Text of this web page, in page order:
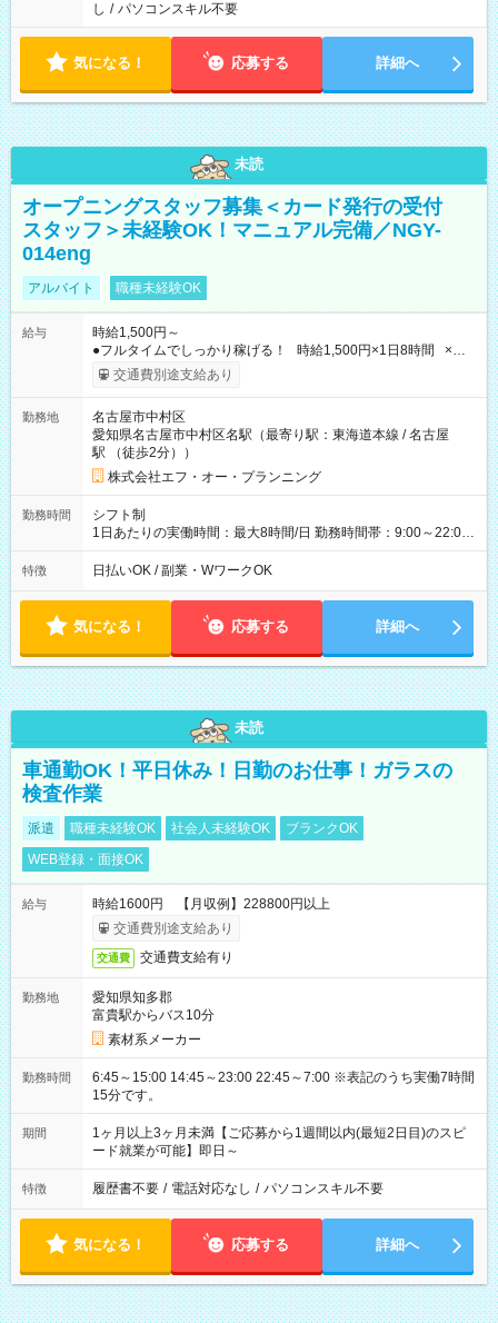
し / パソコンスキル不要
気になる！ 応募する 詳細へ
未読
オープニングスタッフ募集＜カード発行の受付
スタッフ＞未経験OK！マニュアル完備／NGY-
014eng
アルバイト 職種未経験OK
給与
時給1,500円～
●フルタイムでしっかり稼げる！ 時給1,500円×1日8時間 ×週5
日勤務 ＝1日あたり 12,000円 ×22日勤務 ＝月収例 264,000円
【試用期間】試用期間なし
交通費別途支給あり
勤務地
名古屋市中村区
愛知県名古屋市中村区名駅（最寄り駅：東海道本線 / 名古屋
駅 （徒歩2分））
株式会社エフ・オー・プランニング
勤務時間
シフト制
1日あたりの実働時間：最大8時間/日 勤務時間帯：9:00～22:00
【シフト例】 ・9:00～18:00 ・13:00～22:00 ■週5日～OK ■1日
8時間（休憩1時間） 時間帯の相談OKでプライベートも充実 ※
（週休2日制）となりますが、 平日休みの曜日はほぼ希望通りに
取得可能です◎
特徴 日払いOK / 副業・WワークOK
気になる！ 応募する 詳細へ
未読
車通勤OK！平日休み！日勤のお仕事！ガラスの
検査作業
派遣 職種未経験OK 社会人未経験OK
ブランクOK
WEB登録・面接OK
給与
時給1600円 【月収例】228800円以上
交通費別途支給あり
交通費 交通費支給有り
勤務地
愛知県知多郡
富貴駅からバス10分
素材系メーカー
勤務時間
6:45～15:00 14:45～23:00 22:45～7:00 ※表記のうち実働7時間
15分です。
期間
1ヶ月以上3ヶ月未満【ご応募から1週間以内(最短2日目)のスピ
ード就業が可能】即日～
特徴 履歴書不要 / 電話対応なし / パソコンスキル不要
気になる！ 応募する 詳細へ